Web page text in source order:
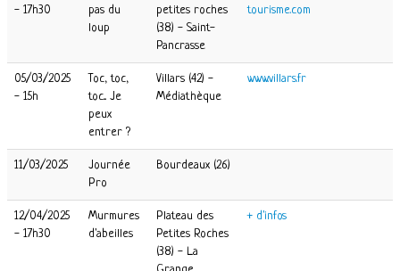
- 17h30
pas du
loup
petites roches
(38) - Saint-
Pancrasse
tourisme.com
05/03/2025
- 15h
Toc, toc,
toc... Je
peux
entrer ?
Villars (42) -
Médiathèque
www.villars.fr
11/03/2025
Journée
Pro
Bourdeaux (26)
12/04/2025
- 17h30
Murmures
d'abeilles
Plateau des
Petites Roches
(38) - La
+ d'infos